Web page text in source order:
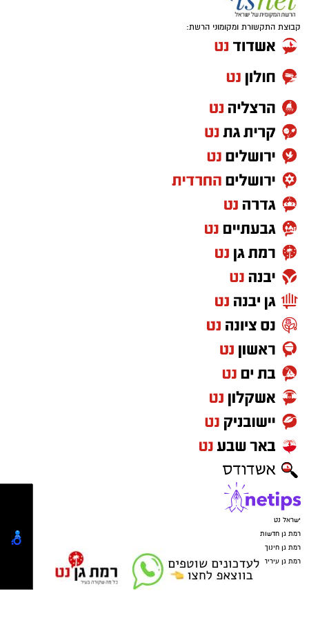
הצטרפו לקבוצת החדשות השקטה של רמת גן נט ב-
WhatsApp כל החדשות לחצו כאן
קבוצת התקשורת ומקומוני הרשת:
ישראל נט
רמת גן חדשות
רמת גן חינוך
רמת גן עיריה